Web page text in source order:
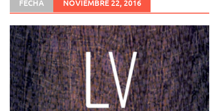
FECHA NOVIEMBRE 22, 2016